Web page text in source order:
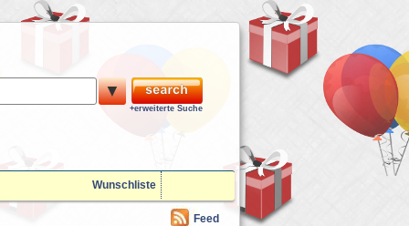
▼
+erweiterte Suche
Wunschliste
Feed